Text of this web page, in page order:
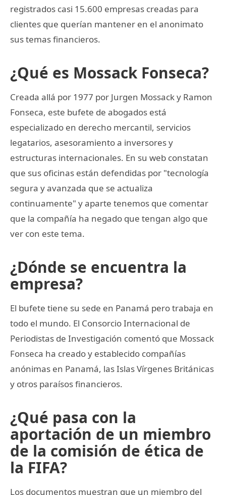
registrados casi 15.600 empresas creadas para
clientes que querían mantener en el anonimato
sus temas financieros.
¿Qué es Mossack Fonseca?
Creada allá por 1977 por Jurgen Mossack y Ramon
Fonseca, este bufete de abogados está
especializado en derecho mercantil, servicios
legatarios, asesoramiento a inversores y
estructuras internacionales. En su web constatan
que sus oficinas están defendidas por "tecnología
segura y avanzada que se actualiza
continuamente" y aparte tenemos que comentar
que la compañía ha negado que tengan algo que
ver con este tema.
¿Dónde se encuentra la
empresa?
El bufete tiene su sede en Panamá pero trabaja en
todo el mundo. El Consorcio Internacional de
Periodistas de Investigación comentó que Mossack
Fonseca ha creado y establecido compañías
anónimas en Panamá, las Islas Vírgenes Británicas
y otros paraísos financieros.
¿Qué pasa con la
aportación de un miembro
de la comisión de ética de
la FIFA?
Los documentos muestran que un miembro del